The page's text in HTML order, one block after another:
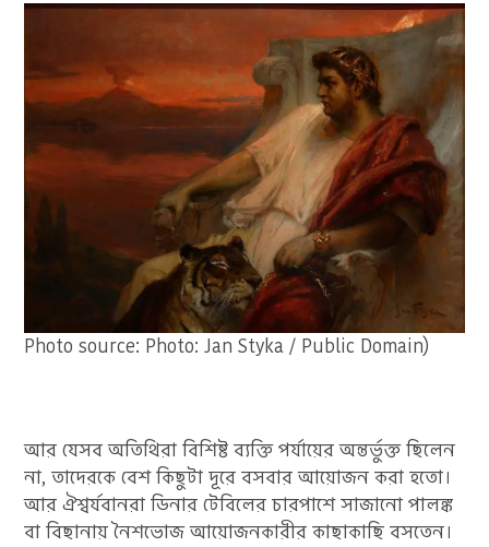
Photo source: Photo: Jan Styka / Public Domain)
আর যেসব অতিথিরা বিশিষ্ট ব্যক্তি পর্যায়ের অন্তর্ভুক্ত ছিলেন
না, তাদেরকে বেশ কিছুটা দূরে বসবার আয়োজন করা হতো।
আর ঐশ্বর্যবানরা ডিনার টেবিলের চারপাশে সাজানো পালঙ্ক
বা বিছানায় নৈশভোজ আয়োজনকারীর কাছাকাছি বসতেন।